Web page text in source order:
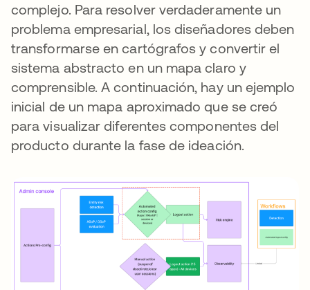
complejo. Para resolver verdaderamente un
problema empresarial, los diseñadores deben
transformarse en cartógrafos y convertir el
sistema abstracto en un mapa claro y
comprensible. A continuación, hay un ejemplo
inicial de un mapa aproximado que se creó
para visualizar diferentes componentes del
producto durante la fase de ideación.